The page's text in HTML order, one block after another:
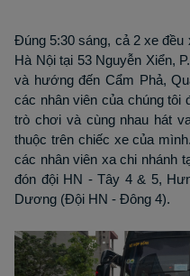
Đúng 5:30 sáng, cả 2 xe đều
Hà Nội tại 53 Nguyễn Xiển,
và hướng đến Cẩm Phả,
các nhân viên của chúng tôi
trò chơi và cùng nhau hát
thuộc trên chiếc xe của
các nhân viên xa chi nhánh
đón đội HN - Tây 4 & 5,
Dương (Đội HN - Đông 4).